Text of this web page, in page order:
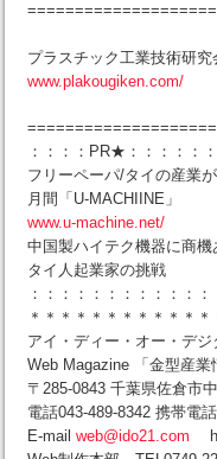
プラスチック工業技術研究
www.plakougiken.com/
：：：：PR★：：：：：
フリーペーパ/タイの産業
月間「U-MACHIINE」
www.u-machine.net/
中国製ハイテク機器に商機
タイ人起業家の挑戦
：：：：：：：：：：：
＊＊＊＊＊＊＊＊＊＊＊
アイ・ディー・オー・デジ
Web Magazine 「金型産
〒285-0843 千葉県佐倉市
電話043-489-8342 携帯電
E-mail web@ido21.com